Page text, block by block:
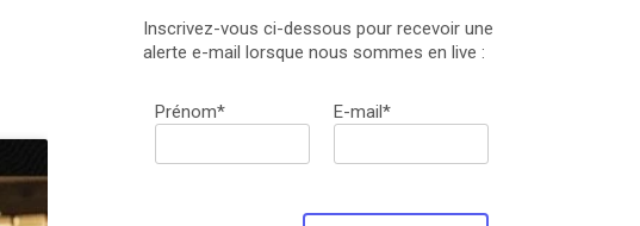
Inscrivez-vous ci-dessous pour recevoir une
alerte e-mail lorsque nous sommes en live :
Prénom* E-mail*